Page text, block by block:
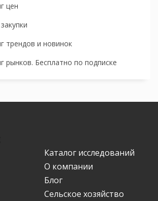
цен
трендов и новинок
рынков. Бесплатно по подписке
Каталог исследований
О компании
Блог
Сельское хозяйство